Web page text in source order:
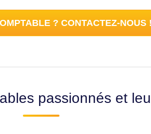
? CONTACTEZ-NOUS !
passionnés et